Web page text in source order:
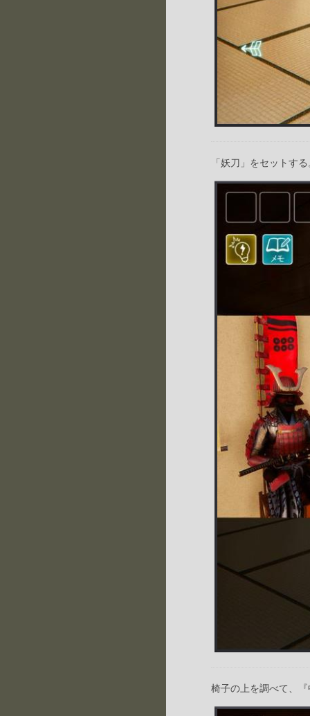
「妖刀」をセットする
椅子の上を調べて、